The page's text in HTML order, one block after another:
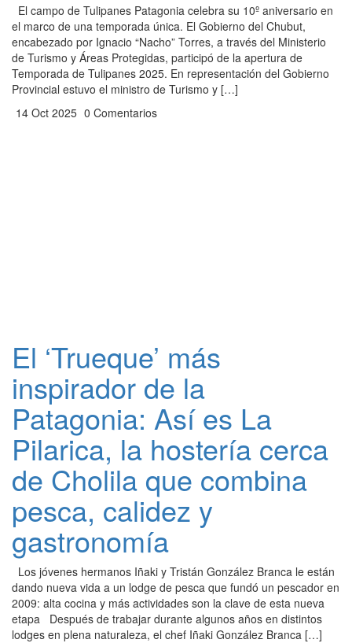
El campo de Tulipanes Patagonia celebra su 10º aniversario en
el marco de una temporada única. El Gobierno del Chubut,
encabezado por Ignacio “Nacho” Torres, a través del Ministerio
de Turismo y Áreas Protegidas, participó de la apertura de
Temporada de Tulipanes 2025. En representación del Gobierno
Provincial estuvo el ministro de Turismo y […]
14 Oct 2025 0 Comentarios
El ‘Trueque’ más
inspirador de la
Patagonia: Así es La
Pilarica, la hostería cerca
de Cholila que combina
pesca, calidez y
gastronomía
Los jóvenes hermanos Iñaki y Tristán González Branca le están
dando nueva vida a un lodge de pesca que fundó un pescador en
2009: alta cocina y más actividades son la clave de esta nueva
etapa Después de trabajar durante algunos años en distintos
lodges en plena naturaleza, el chef Iñaki González Branca […]